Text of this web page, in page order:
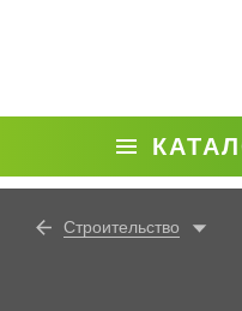
Строительство